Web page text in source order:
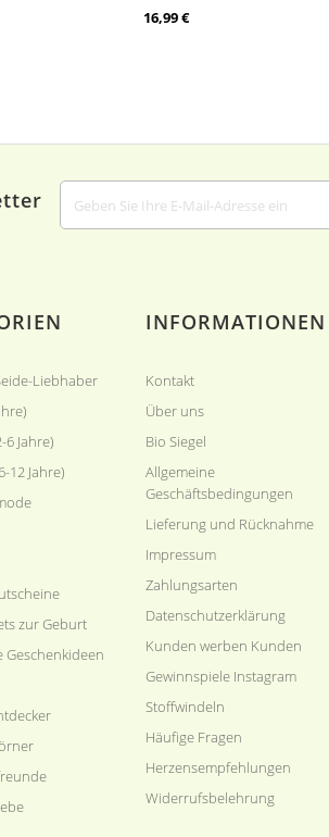
16,99 €
Liebhaber
Jahre)
12 Jahre)
zur Geburt
Geschenkideen
INFORMATIONEN
Kontakt
Über uns
Bio Siegel
Allgemeine
Geschäftsbedingungen
Lieferung und Rücknahme
Impressum
Zahlungsarten
Datenschutzerklärung
Kunden werben Kunden
Gewinnspiele Instagram
Stoffwindeln
Häufige Fragen
Herzensempfehlungen
Widerrufsbelehrung